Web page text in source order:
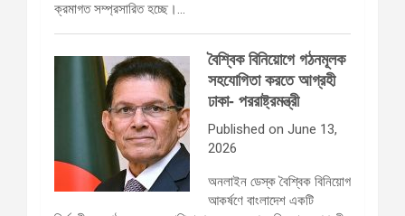
ক্রমাগত সম্প্রসারিত হচ্ছে।…
বৈশ্বিক বিনিয়োগে গঠনমূলক
সহযোগিতা করতে আগ্রহী
ঢাকা- পররাষ্ট্রমন্ত্রী
Published on June 13,
2026
অনলাইন ডেস্ক বৈশ্বিক বিনিয়োগ
আকর্ষণে বাংলাদেশ একটি